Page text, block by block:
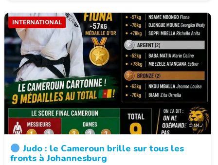
© UAJ
INTERNATIONAL
Judo : le Cameroun brille sur tous les
fronts à Johannesburg